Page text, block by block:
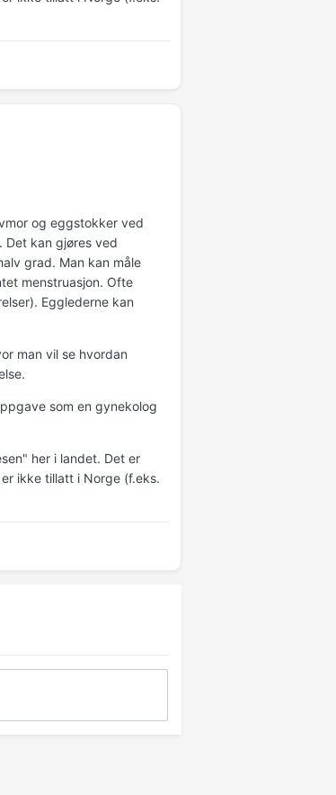
og eggstokker ved
Det kan gjøres ved
grad. Man kan måle
menstruasjon. Ofte
Egglederne kan
man vil se hvordan
som en gynekolog
her i landet. Det er
ikke tillatt i Norge (f.eks.